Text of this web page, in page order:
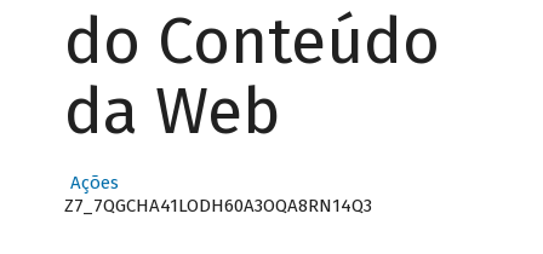
do Conteúdo
da Web
Ações
Z7_7QGCHA41LODH60A3OQA8RN14Q3